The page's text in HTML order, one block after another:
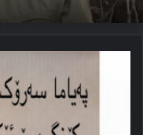
چەند
سەرۆك
بارزانی